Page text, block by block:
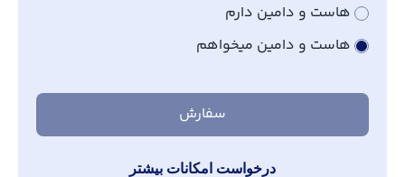
هاست و دامین دارم
هاست و دامین میخواهم
سفارش
درخواست امکانات بیشتر